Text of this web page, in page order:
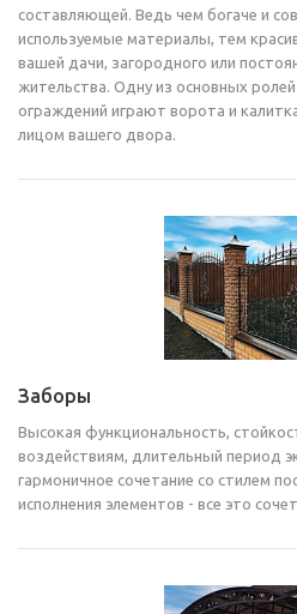
составляющей. Ведь чем богаче и
используемые материалы, тем
вашей дачи, загородного или
жительства. Одну из основных
ограждений играют ворота и
лицом вашего двора.
Заборы
Высокая функциональность,
воздействиям, длительный период
гармоничное сочетание со стилем
исполнения элементов - все это